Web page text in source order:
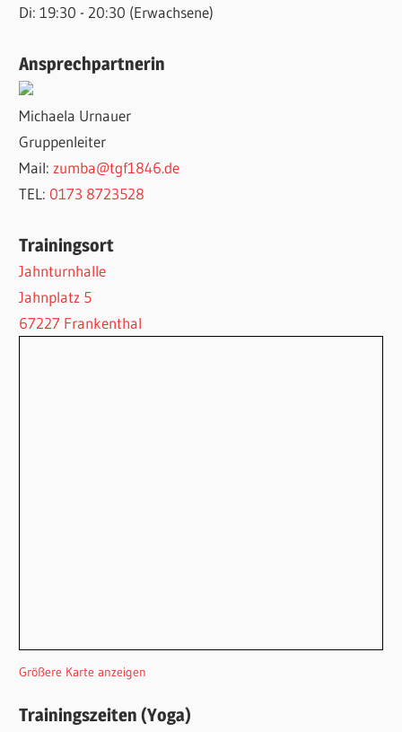
Di: 19:30 - 20:30 (Erwachsene)
Ansprechpartnerin
Michaela Urnauer
Gruppenleiter
Mail: zumba@tgf1846.de
TEL: ‭0173 8723528
Trainingsort
Jahnturnhalle
Jahnplatz 5
67227 Frankenthal
Größere Karte anzeigen
Trainingszeiten (Yoga)